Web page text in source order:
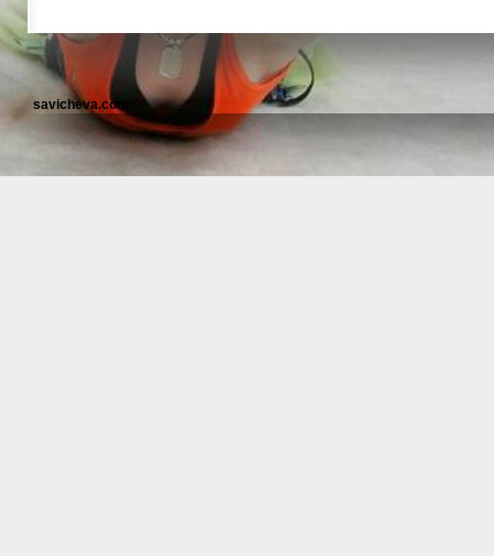
savicheva.com